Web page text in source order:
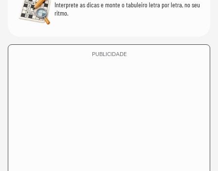
Interprete as dicas e monte o tabuleiro letra por letra, no seu
ritmo.
PUBLICIDADE